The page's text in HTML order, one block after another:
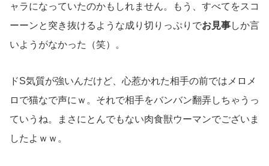
ャラになっていたのかもしれません。もう、すべてをスコ
ーーンと突き抜けるような成り切りっぷりでお見事しか言
いようがなかった（笑）。
ドS気質が強いんだけど、心惹かれた相手の前ではメロメ
ロで猫なで声にｗ。それで相手をバンバン翻弄しちゃうっ
ていうね。まさにとんでもない肉食獣ウーマンでございま
したよｗｗ。